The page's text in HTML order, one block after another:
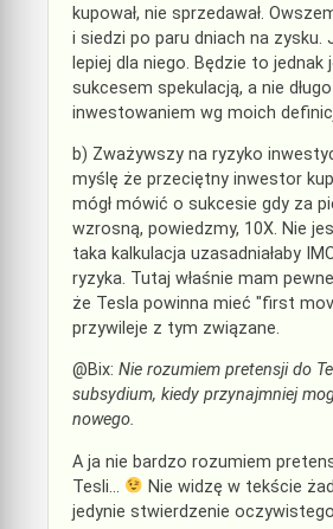
kupował, nie sprzedawał.
i siedzi po paru dniach na zysku.
lepiej dla niego. Będzie to
sukcesem spekulacją, a nie
inwestowaniem wg moich
b) Zważywszy na ryzyko
myślę że przeciętny inwestor
mógł mówić o sukcesie gdy za
wzrosną, powiedzmy, 10X. Nie
taka kalkulacja uzasadniałaby
ryzyka. Tutaj właśnie mam
że Tesla powinna mieć "first
przywileje z tym związane.
@Bix: Nie rozumiem pretensji do
subsydium, kiedy przynajmniej
nowego.
A ja nie bardzo rozumiem
Tesli…
Nie widzę w tekście
jedynie stwierdzenie